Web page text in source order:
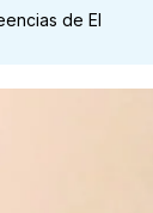
de El